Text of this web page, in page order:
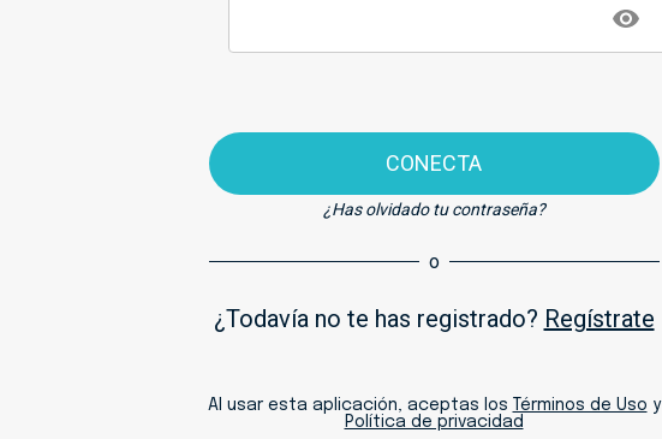
CONECTA
¿Has olvidado tu contraseña?
o
¿Todavía no te has registrado? Regístrate
Al usar esta aplicación, aceptas los Términos de Uso y
Política de privacidad